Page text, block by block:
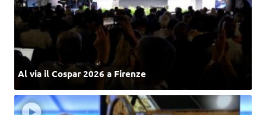
Al via il Cospar 2026 a Firenze